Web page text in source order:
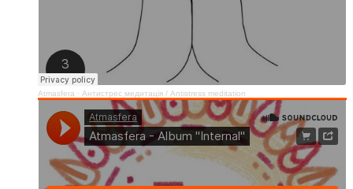
Atmasfera · Антистрес медитація / Аntistress meditation